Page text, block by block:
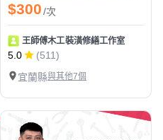
$300/次
王師傅木工裝潢修繕工作室
5.0
(511)
宜蘭縣與其他7個